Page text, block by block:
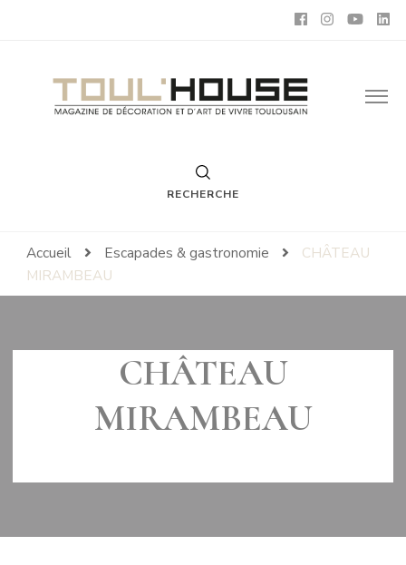
Toul'House
Magazine de Décoration et d'Art de Vivre.
RECHERCHE
Accueil Escapades & gastronomie
CHÂTEAU
MIRAMBEAU
CHÂTEAU
MIRAMBEAU